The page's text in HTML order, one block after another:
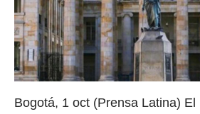
Bogotá, 1 oct (Prensa Latina) El